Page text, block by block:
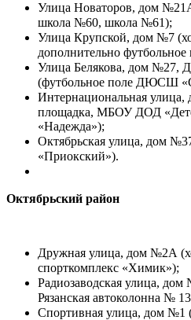
Улица Новаторов, дом
школа №60, школа №61);
Улица Крупской, дом №7
дополнительно
Улица Белякова, дом №27,
(футбольное поле ДЮСШ
Интернациональная
площадка, МБОУ ДОД
«Надежда»);
Октябрьская улица, дом
«Приокский»).
Октябрьский район
Дружная улица, дом №2А
спорткомплекс «Химик»);
Радиозаводская улица,
Рязанская автоколонна №
Спортивная улица, дом №1